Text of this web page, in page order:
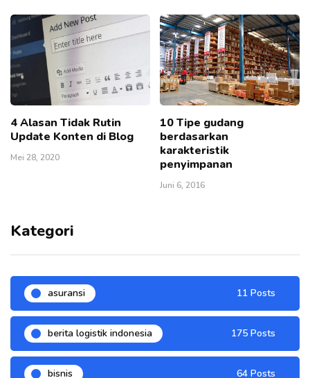
4 Alasan Tidak Rutin
Update Konten di Blog
Mei 28, 2020
10 Tipe gudang
berdasarkan
karakteristik
penyimpanan
Juni 6, 2016
Kategori
asuransi 11 Posts
berita logistik indonesia 175 Posts
bisnis 64 Posts